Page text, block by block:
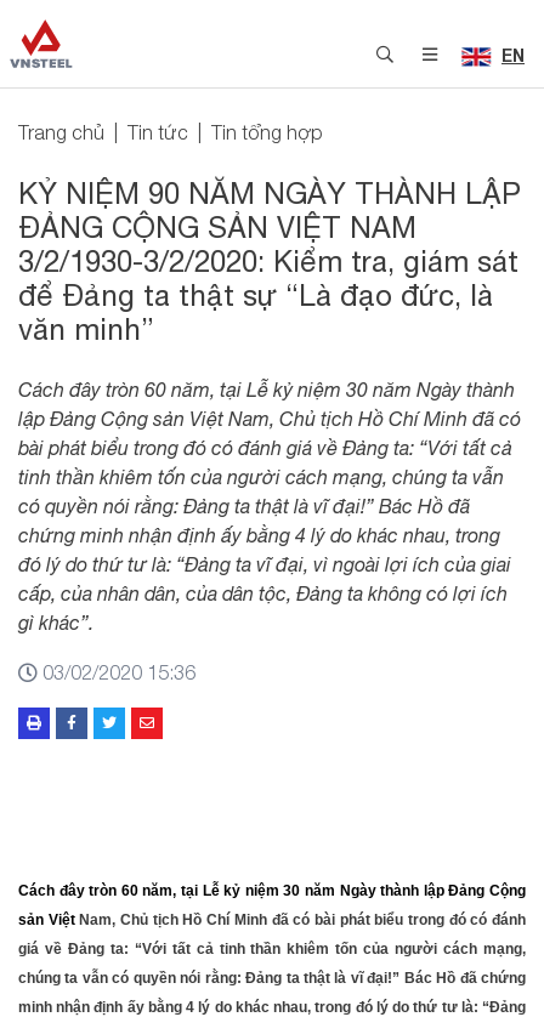
EN
Trang chủ Tin tức Tin tổng hợp
KỶ NIỆM 90 NĂM NGÀY THÀNH LẬP
ĐẢNG CỘNG SẢN VIỆT NAM
3/2/1930-3/2/2020: Kiểm tra, giám sát
để Đảng ta thật sự “Là đạo đức, là
văn minh”
Cách đây tròn 60 năm, tại Lễ kỷ niệm 30 năm Ngày thành
lập Đảng Cộng sản Việt Nam, Chủ tịch Hồ Chí Minh đã có
bài phát biểu trong đó có đánh giá về Đảng ta: “Với tất cả
tinh thần khiêm tốn của người cách mạng, chúng ta vẫn
có quyền nói rằng: Đảng ta thật là vĩ đại!” Bác Hồ đã
chứng minh nhận định ấy bằng 4 lý do khác nhau, trong
đó lý do thứ tư là: “Đảng ta vĩ đại, vì ngoài lợi ích của giai
cấp, của nhân dân, của dân tộc, Đảng ta không có lợi ích
gì khác”.
03/02/2020 15:36
Cách đây tròn 60 năm, tại Lễ kỷ niệm 30 năm Ngày thành lập Đảng Cộng
sản Việt Nam, Chủ tịch Hồ Chí Minh đã có bài phát biểu trong đó có đánh
giá về Đảng ta: “Với tất cả tinh thần khiêm tốn của người cách mạng,
chúng ta vẫn có quyền nói rằng: Đảng ta thật là vĩ đại!” Bác Hồ đã chứng
minh nhận định ấy bằng 4 lý do khác nhau, trong đó lý do thứ tư là: “Đảng